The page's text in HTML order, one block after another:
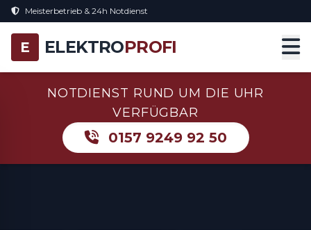
Meisterbetrieb & 24h Notdienst
E ELEKTROPROFI
NOTDIENST RUND UM DIE UHR
VERFÜGBAR
0157 9249 92 50